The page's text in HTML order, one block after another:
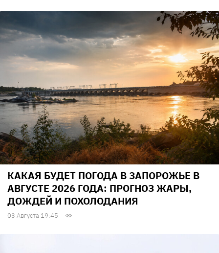
КАКАЯ БУДЕТ ПОГОДА В ЗАПОРОЖЬЕ В
АВГУСТЕ 2026 ГОДА: ПРОГНОЗ ЖАРЫ,
ДОЖДЕЙ И ПОХОЛОДАНИЯ
03 Августа 19:45